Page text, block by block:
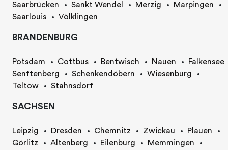
Saarbrücken Sankt Wendel Merzig
Marpingen
Saarlouis
Völklingen
BRANDENBURG
Potsdam Cottbus Bentwisch Nauen
Falkensee
Senftenberg
Schenkendöbern
Wiesenburg
Teltow
Stahnsdorf
SACHSEN
Leipzig Dresden Chemnitz Zwickau
Plauen
Görlitz
Altenberg Eilenburg
Memmingen